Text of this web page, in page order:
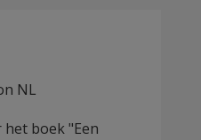
NL
boek "Een